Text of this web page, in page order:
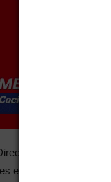
de la Unidad
es la etapa final de